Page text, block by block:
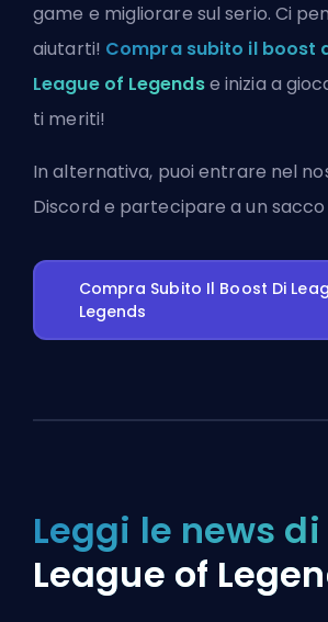
game e migliorare sul serio. Ci
aiutarti! Compra subito il boost
League of Legendse inizia a
ti meriti!
In alternativa, puoientrare nel
Discord e partecipare a un sacco
Compra Subito Il Boost Di
Legends
Leggi le news di
League of